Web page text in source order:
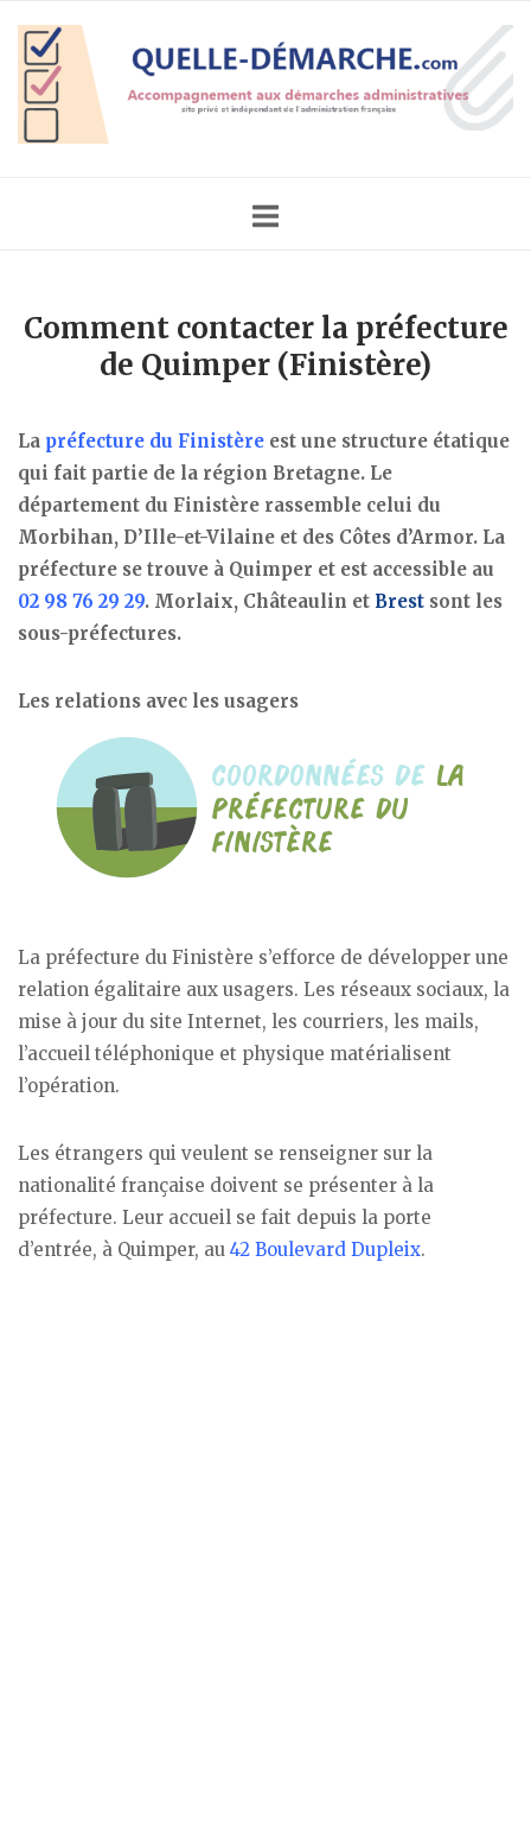
content
Home
Comment contacter la préfecture
de Quimper (Finistère)
La préfecture du Finistère est une structure étatique
qui fait partie de la région Bretagne. Le
département du Finistère rassemble celui du
Morbihan, D’Ille-et-Vilaine et des Côtes d’Armor. La
préfecture se trouve à Quimper et est accessible au
02 98 76 29 29. Morlaix, Châteaulin et Brest sont les
sous-préfectures.
Les relations avec les usagers
La préfecture du Finistère s’efforce de développer une
relation égalitaire aux usagers. Les réseaux sociaux, la
mise à jour du site Internet, les courriers, les mails,
l’accueil téléphonique et physique matérialisent
l’opération.
Les étrangers qui veulent se renseigner sur la
nationalité française doivent se présenter à la
préfecture. Leur accueil se fait depuis la porte
d’entrée, à Quimper, au 42 Boulevard Dupleix.